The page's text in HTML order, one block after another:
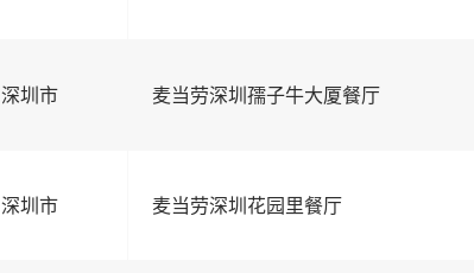
深圳市 麦当劳深圳孺子牛大厦餐厅
深圳市 麦当劳深圳花园里餐厅